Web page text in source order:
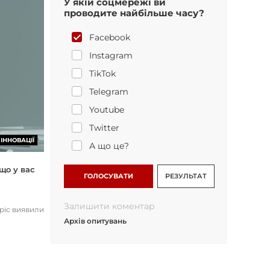
ІННОВАЦІЇ
у вас
виявили
проводите найбільше часу?
Facebook
Instagram
TikTok
Telegram
Youtube
Twitter
А що це?
ГОЛОСУВАТИ РЕЗУЛЬТАТ
Залишити коментар
Архів опитувань